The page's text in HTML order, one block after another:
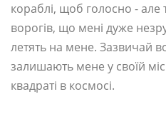
кораблі, щоб голосно - але
ворогів, що мені дуже
летять на мене. Зазвичай
залишають мене у своїй
квадраті в космосі.